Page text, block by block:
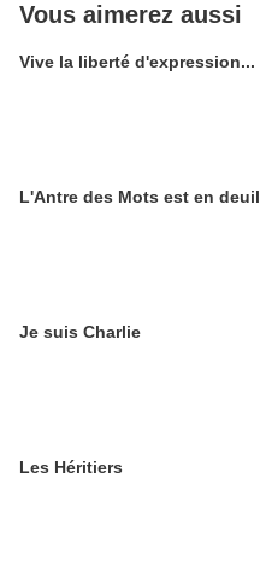
Vous aimerez aussi
Vive la liberté d'expression...
L'Antre des Mots est en deuil
Je suis Charlie
Les Héritiers